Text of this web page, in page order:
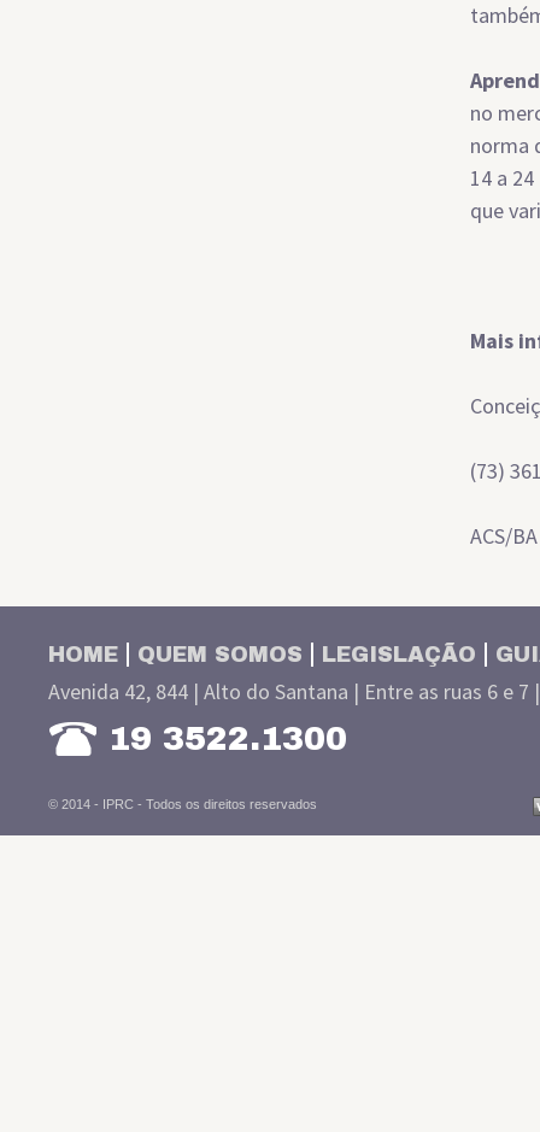
no
norma
14 a
que
Mais
(73)
ACS/BA
HOME QUEM SOMOS LEGISLAÇÃO
Avenida 42, 844 | Alto do Santana | Entre as ruas 6 e 7
19 3522.1300
© 2014 - IPRC - Todos os direitos reservados